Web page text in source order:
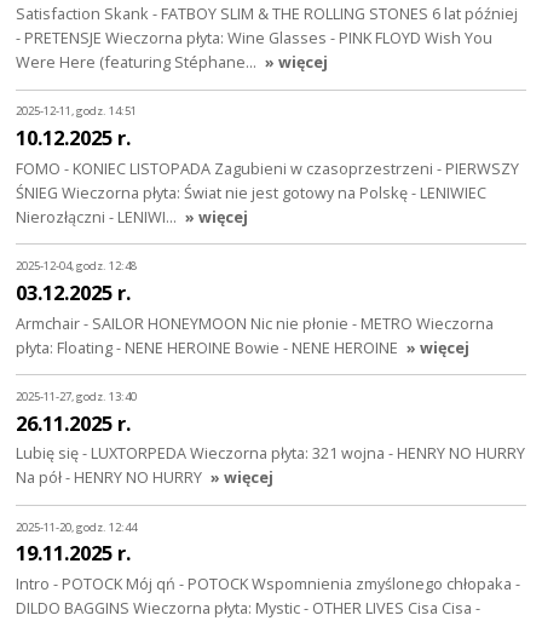
Satisfaction Skank - FATBOY SLIM & THE ROLLING STONES 6 lat później
- PRETENSJE Wieczorna płyta: Wine Glasses - PINK FLOYD Wish You
Were Here (featuring Stéphane… » więcej
2025-12-11, godz. 14:51
10.12.2025 r.
FOMO - KONIEC LISTOPADA Zagubieni w czasoprzestrzeni - PIERWSZY
ŚNIEG Wieczorna płyta: Świat nie jest gotowy na Polskę - LENIWIEC
Nierozłączni - LENIWI… » więcej
2025-12-04, godz. 12:48
03.12.2025 r.
Armchair - SAILOR HONEYMOON Nic nie płonie - METRO Wieczorna
płyta: Floating - NENE HEROINE Bowie - NENE HEROINE » więcej
2025-11-27, godz. 13:40
26.11.2025 r.
Lubię się - LUXTORPEDA Wieczorna płyta: 321 wojna - HENRY NO HURRY
Na pół - HENRY NO HURRY » więcej
2025-11-20, godz. 12:44
19.11.2025 r.
Intro - POTOCK Mój qń - POTOCK Wspomnienia zmyślonego chłopaka -
DILDO BAGGINS Wieczorna płyta: Mystic - OTHER LIVES Cisa Cisa -